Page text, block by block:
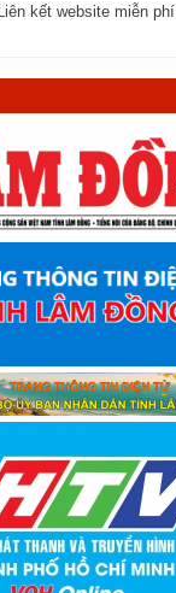
Trăng
Thơ
Giang
Thuận
Long
Dương
An
Phước
Giang
Liên kết website miễn phí